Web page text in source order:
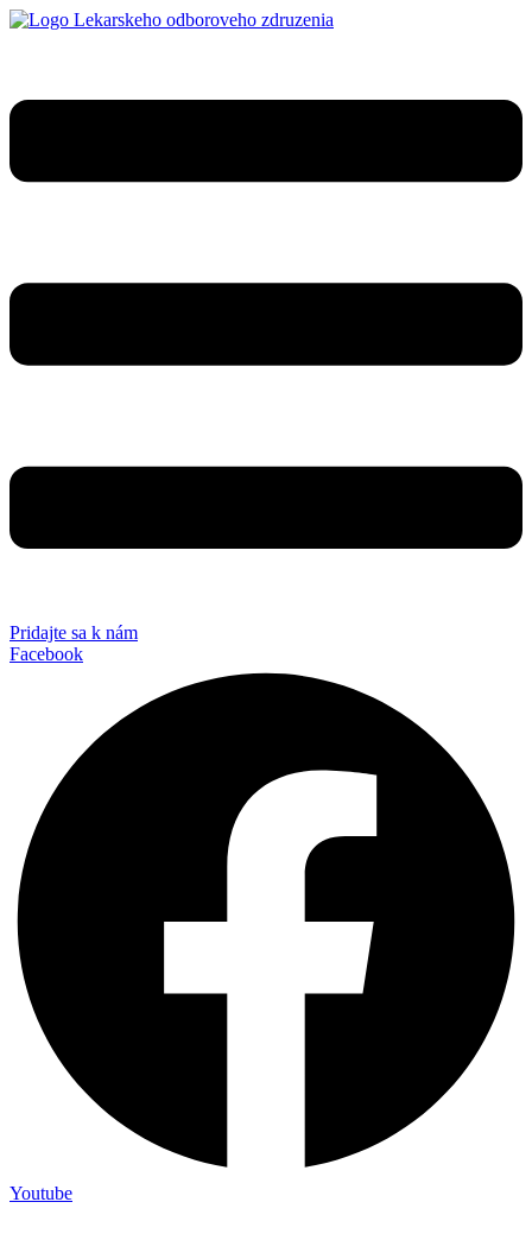
Pridajte sa k nám
Facebook
Youtube